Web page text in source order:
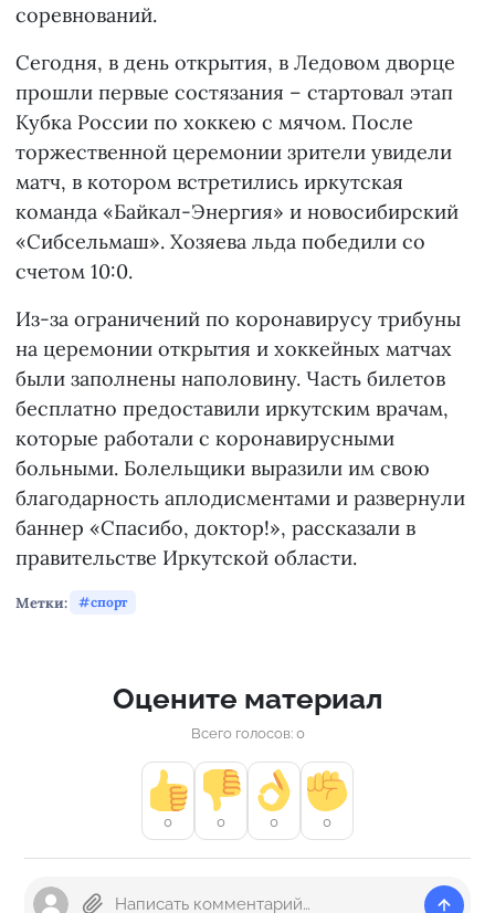
соревнований.
Сегодня, в день открытия, в Ледовом дворце
прошли первые состязания – стартовал этап
Кубка России по хоккею с мячом. После
торжественной церемонии зрители увидели
матч, в котором встретились иркутская
команда «Байкал-Энергия» и новосибирский
«Сибсельмаш». Хозяева льда победили со
счетом 10:0.
Из-за ограничений по коронавирусу трибуны
на церемонии открытия и хоккейных матчах
были заполнены наполовину. Часть билетов
бесплатно предоставили иркутским врачам,
которые работали с коронавирусными
больными. Болельщики выразили им свою
благодарность аплодисментами и развернули
баннер «Спасибо, доктор!», рассказали в
правительстве Иркутской области.
Метки: спорт
Оцените материал
Всего голосов: 0
0 0 0 0